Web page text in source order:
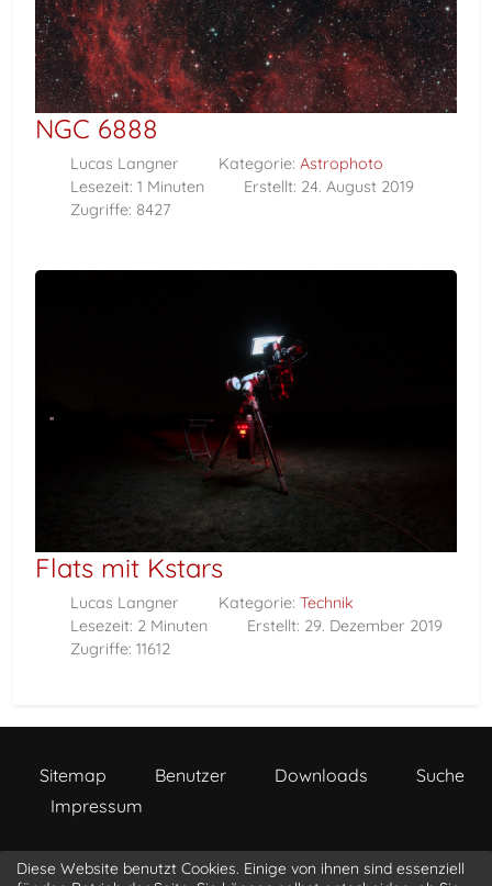
NGC 6888
Lucas Langner Kategorie: Astrophoto
Lesezeit: 1 Minuten
Erstellt: 24. August 2019
Zugriffe: 8427
Flats mit Kstars
Lucas Langner Kategorie: Technik
Lesezeit: 2 Minuten
Erstellt: 29. Dezember 2019
Zugriffe: 11612
Sitemap Benutzer Downloads
Suche
Impressum
Diese Website benutzt Cookies. Einige von ihnen sind essenziell